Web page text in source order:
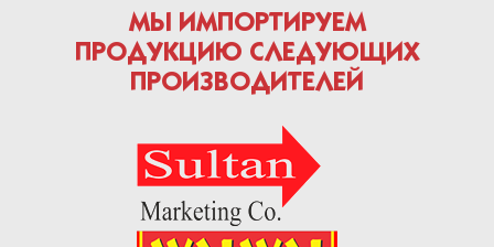
МЫ ИМПОРТИРУЕМ
ПРОДУКЦИЮ СЛЕДУЮЩИХ
ПРОИЗВОДИТЕЛЕЙ